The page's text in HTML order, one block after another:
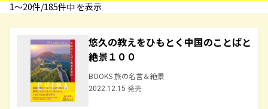
1〜20件/185件中 を表示
悠久の教えをひもとく中国のことばと
絶景１００
BOOKS 旅の名言＆絶景
2022.12.15 発売